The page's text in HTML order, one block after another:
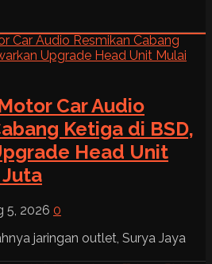
Car Audio
Ketiga di BSD,
Head Unit
Juta
5, 2026 0
jaringan outlet, Surya Jaya